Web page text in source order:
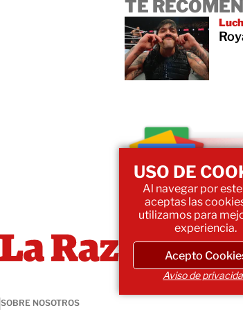
TE
SOBRE NOSOTROS
USO DE
Al navegar por
aceptas las
utilizamos para
experiencia.
Acepto
Aviso de